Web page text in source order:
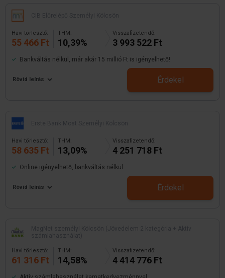
Havi törlesztő:
55 466 Ft
THM:
10,39%
Visszafizetendő:
3 993 522 Ft
Bankváltás nélkül, már akár 15 millió Ft is igényelhető!
Rövid leírás Érdekel
Havi törlesztő:
58 635 Ft
THM:
13,09%
Visszafizetendő:
4 251 718 Ft
Online igényelhető, bankváltás nélkül
Rövid leírás Érdekel
Havi törlesztő:
61 316 Ft
THM:
14,58%
Visszafizetendő:
4 414 776 Ft